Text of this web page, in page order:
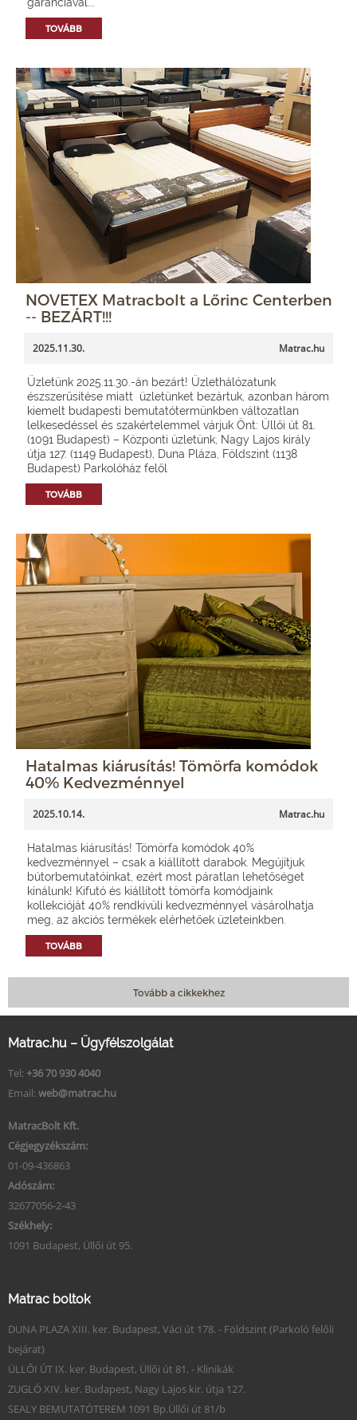
TOVÁBB
NOVETEX Matracbolt a Lőrinc Centerben
-- BEZÁRT!!!
2025.11.30. Matrac.hu
Üzletünk 2025.11.30.-án bezárt! Üzlethálózatunk
észszerűsítése miatt üzletünket bezártuk, azonban három
kiemelt budapesti bemutatótermünkben változatlan
lelkesedéssel és szakértelemmel várjuk Önt: Üllői út 81.
(1091 Budapest) – Központi üzletünk, Nagy Lajos király
útja 127. (1149 Budapest), Duna Pláza, Földszint (1138
Budapest) Parkolóház felől
TOVÁBB
Hatalmas kiárusítás! Tömörfa komódok
40% Kedvezménnyel
2025.10.14. Matrac.hu
Hatalmas kiárusítás! Tömörfa komódok 40%
kedvezménnyel – csak a kiállított darabok. Megújítjuk
bútorbemutatóinkat, ezért most páratlan lehetőséget
kínálunk! Kifutó és kiállított tömörfa komódjaink
kollekcióját 40% rendkívüli kedvezménnyel vásárolhatja
meg, az akciós termékek elérhetőek üzleteinkben.
TOVÁBB
Tovább a cikkekhez
Matrac.hu – Ügyfélszolgálat
Tel: +36 70 930 4040
Email: web@matrac.hu
MatracBolt Kft.
Cégjegyzékszám:
01-09-436863
Adószám:
32677056-2-43
Székhely:
1091 Budapest, Üllői út 95.
Matrac boltok
DUNA PLAZA XIII. ker. Budapest, Váci út 178. - Földszint (Parkoló felőli
bejárat)
ÜLLŐI ÚT IX. ker. Budapest, Üllői út 81. - Klinikák
ZUGLÓ XIV. ker. Budapest, Nagy Lajos kir. útja 127.
SEALY BEMUTATÓTEREM 1091 Bp.Üllői út 81/b